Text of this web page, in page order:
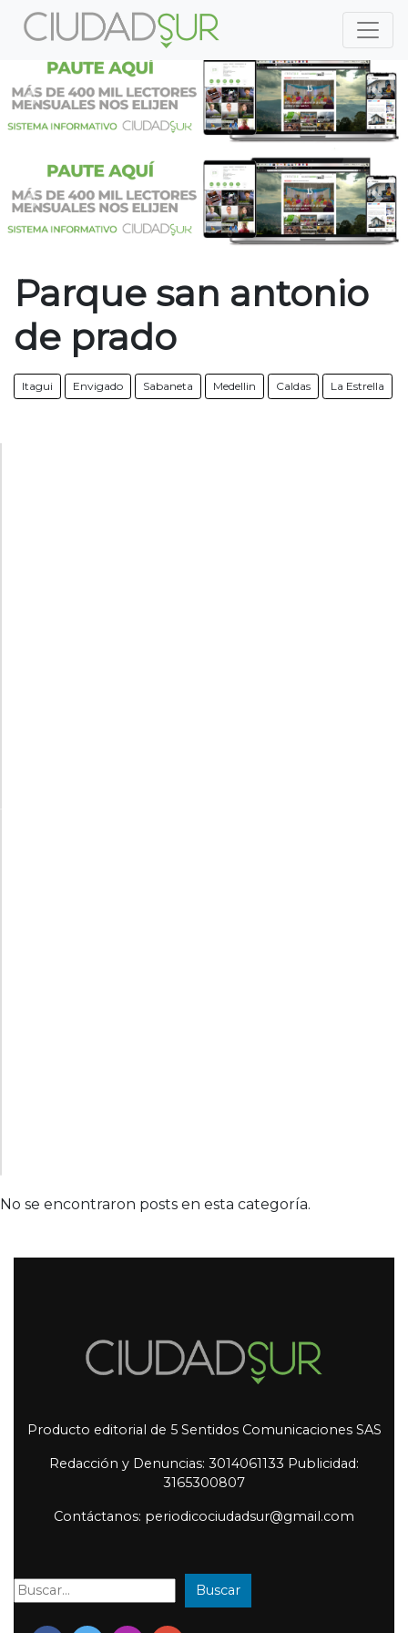
Previous
Previous
Parque san antonio
de prado
Itagui Envigado Sabaneta Medellin Caldas La Estrella
No se encontraron posts en esta categoría.
Producto editorial de 5 Sentidos Comunicaciones SAS
Redacción y Denuncias: 3014061133 Publicidad:
3165300807
Contáctanos: periodicociudadsur@gmail.com
Buscar: Buscar